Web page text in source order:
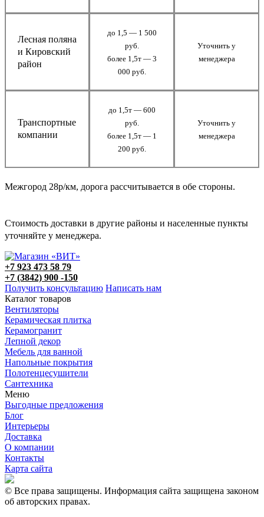
Лесная поляна
и Кировский
район
до 1,5 — 1 500
руб.
более 1,5т — 3
000 руб.
Уточнить у
менеджера
Транспортные
компании
до 1,5т — 600
руб.
более 1,5т — 1
200 руб.
Уточнить у
менеджера
Межгород 28р/км, дорога рассчитывается в обе стороны.
Стоимость доставки в другие районы и населенные пункты
уточняйте у менеджера.
+7 923 473 58 79
+7 (3842) 900 -150
Получить консультацию Написать нам
Каталог товаров
Вентиляторы
Керамическая плитка
Керамогранит
Лепной декор
Мебель для ванной
Напольные покрытия
Полотенцесушители
Сантехника
Меню
Выгодные предложения
Блог
Интерьеры
Доставка
О компании
Контакты
Карта сайта
© Все права защищены. Информация сайта защищена законом
об авторских правах.